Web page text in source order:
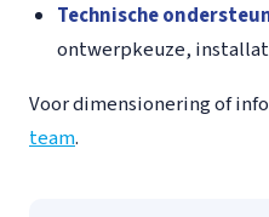
Technische
ontwerpkeuze,
Voor dimensionering of
team.